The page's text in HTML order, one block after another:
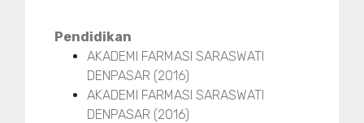
Pendidikan
AKADEMI FARMASI SARASWATI
DENPASAR (2016)
AKADEMI FARMASI SARASWATI
DENPASAR (2016)